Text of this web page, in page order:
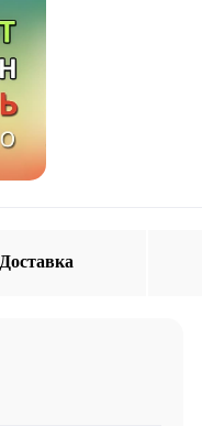
Доставка